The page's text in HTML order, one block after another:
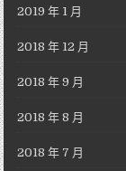
2019 年 1 月
2018 年 12 月
2018 年 9 月
2018 年 8 月
2018 年 7 月